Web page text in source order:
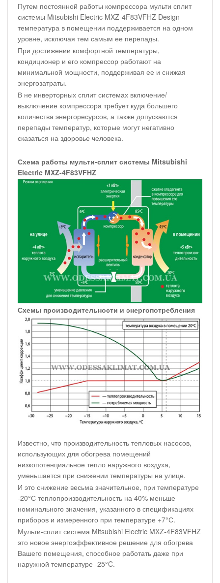
Путем постоянной работы компрессора мульти сплит
системы Mitsubishi Electric MXZ-4F83VFHZ Design
температура в помещении поддерживается на одном
уровне, исключая тем самым ее перепады.
При достижении комфортной температуры,
кондиционер и его компрессор работают на
минимальной мощности, поддерживая ее и снижая
энергозатраты.
В не инверторных сплит системах включение/
выключение компрессора требует куда большего
количества энергоресурсов, а также допускаются
перепады температур, которые могут негативно
сказаться на здоровье человека.
Схема работы мульти-сплит системы Mitsubishi
Electric MXZ-4F83VFHZ
Схемы производительности и энергопотребления
Известно, что производительность тепловых насосов,
использующих для обогрева помещений
низкопотенциальное тепло наружного воздуха,
уменьшается при снижении температуры на улице.
И это снижение весьма значительное, при температуре
-20°С теплопроизводительность на 40% меньше
номинального значения, указанного в спецификациях
приборов и измеренного при температуре +7°С.
Мульти-сплит система Mitsubishi Electric MXZ-4F83VFHZ
это новое энергоэффективное решение для обогрева
Вашего помещения, способное работать даже при
наружной температуре -25°C.